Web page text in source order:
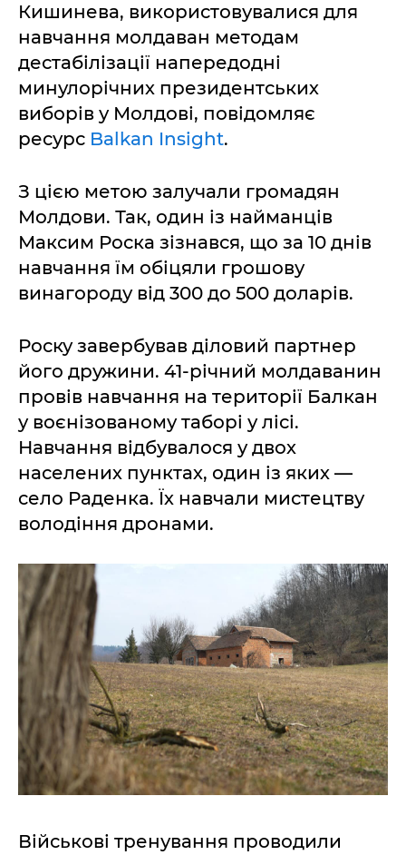
Кишинева, використовувалися для
навчання молдаван методам
дестабілізації напередодні
минулорічних президентських
виборів у Молдові, повідомляє
ресурс Balkan Insight.
З цією метою залучали громадян
Молдови. Так, один із найманців
Максим Роска зізнався, що за 10 днів
навчання їм обіцяли грошову
винагороду від 300 до 500 доларів.
Роску завербував діловий партнер
його дружини. 41-річний молдаванин
провів навчання на території Балкан
у воєнізованому таборі у лісі.
Навчання відбувалося у двох
населених пунктах, один із яких —
село Раденка. Їх навчали мистецтву
володіння дронами.
Військові тренування проводили